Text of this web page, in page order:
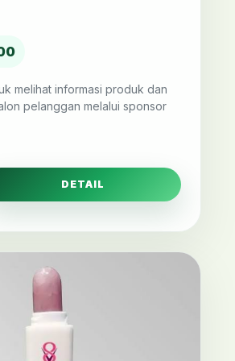
melihat informasi produk dan
pelanggan melalui sponsor
DETAIL